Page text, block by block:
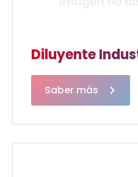
Diluyente
Saber más